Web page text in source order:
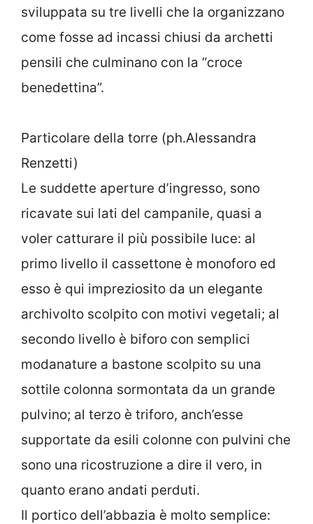
sviluppata su tre livelli che la organizzano
come fosse ad incassi chiusi da archetti
pensili che culminano con la “croce
benedettina”.
Particolare della torre (ph.Alessandra
Renzetti)
Le suddette aperture d’ingresso, sono
ricavate sui lati del campanile, quasi a
voler catturare il più possibile luce: al
primo livello il cassettone è monoforo ed
esso è qui impreziosito da un elegante
archivolto scolpito con motivi vegetali; al
secondo livello è biforo con semplici
modanature a bastone scolpito su una
sottile colonna sormontata da un grande
pulvino; al terzo è triforo, anch’esse
supportate da esili colonne con pulvini che
sono una ricostruzione a dire il vero, in
quanto erano andati perduti.
Il portico dell’abbazia è molto semplice: